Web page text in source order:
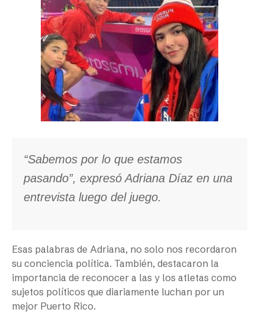
“Sabemos por lo que estamos
pasando”, expresó Adriana Díaz en una
entrevista luego del juego.
Esas palabras de Adriana, no solo nos recordaron
su conciencia política. También, destacaron la
importancia de reconocer a las y los atletas como
sujetos políticos que diariamente luchan por un
mejor Puerto Rico.